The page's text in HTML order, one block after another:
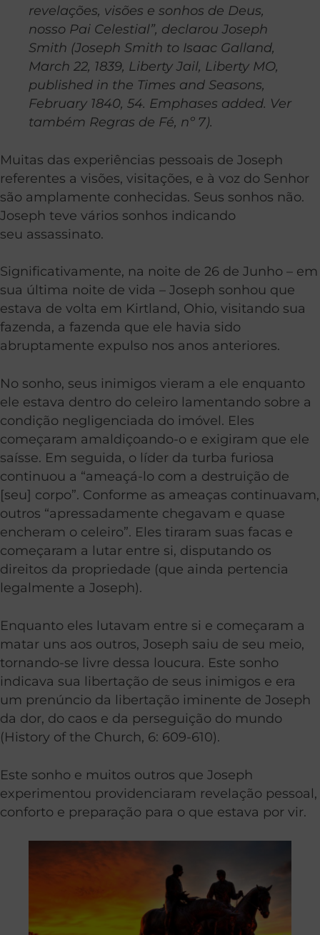
revelações, visões e sonhos de Deus,
nosso Pai Celestial”, declarou Joseph
Smith (Joseph Smith to Isaac Galland,
March 22, 1839, Liberty Jail, Liberty MO,
published in the Times and Seasons,
February 1840, 54. Emphases added. Ver
também Regras de Fé, nº 7).
Muitas das experiências pessoais de Joseph
referentes a visões, visitações, e à voz do Senhor
são amplamente conhecidas. Seus sonhos não.
Joseph teve vários sonhos indicando
seu assassinato.
Significativamente, na noite de 26 de Junho – em
sua última noite de vida – Joseph sonhou que
estava de volta em Kirtland, Ohio, visitando sua
fazenda, a fazenda que ele havia sido
abruptamente expulso nos anos anteriores.
No sonho, seus inimigos vieram a ele enquanto
ele estava dentro do celeiro lamentando sobre a
condição negligenciada do imóvel. Eles
começaram amaldiçoando-o e exigiram que ele
saísse. Em seguida, o líder da turba furiosa
continuou a “ameaçá-lo com a destruição de
[seu] corpo”. Conforme as ameaças continuavam,
outros “apressadamente chegavam e quase
encheram o celeiro”. Eles tiraram suas facas e
começaram a lutar entre si, disputando os
direitos da propriedade (que ainda pertencia
legalmente a Joseph).
Enquanto eles lutavam entre si e começaram a
matar uns aos outros, Joseph saiu de seu meio,
tornando-se livre dessa loucura. Este sonho
indicava sua libertação de seus inimigos e era
um prenúncio da libertação iminente de Joseph
da dor, do caos e da perseguição do mundo
(History of the Church, 6: 609-610).
Este sonho e muitos outros que Joseph
experimentou providenciaram revelação pessoal,
conforto e preparação para o que estava por vir.